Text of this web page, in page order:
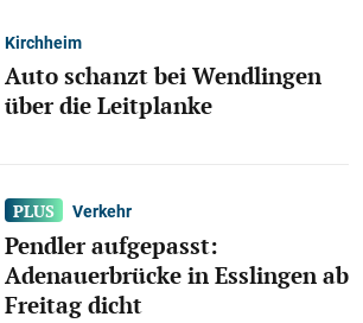
Kirchheim
Auto schanzt bei Wendlingen
über die Leitplanke
Verkehr
Pendler aufgepasst:
Adenauerbrücke in Esslingen ab
Freitag dicht